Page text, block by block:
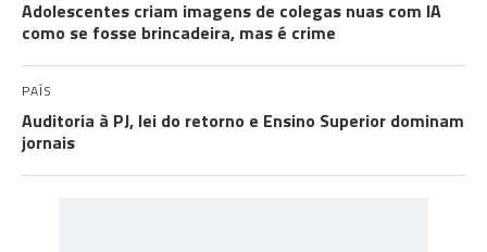
Adolescentes criam imagens de colegas nuas com IA
como se fosse brincadeira, mas é crime
PAÍS
Auditoria à PJ, lei do retorno e Ensino Superior dominam
jornais